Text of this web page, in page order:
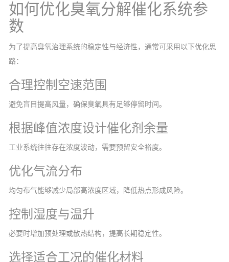
如何优化臭氧分解催化系统参
数
为了提高臭氧治理系统的稳定性与经济性，通常可采用以下优化思
路：
合理控制空速范围
避免盲目提高风量，确保臭氧具有足够停留时间。
根据峰值浓度设计催化剂余量
工业系统往往存在浓度波动，需要预留安全裕度。
优化气流分布
均匀布气能够减少局部高浓度区域，降低热点形成风险。
控制湿度与温升
必要时增加预处理或散热结构，提高长期稳定性。
选择适合工况的催化材料